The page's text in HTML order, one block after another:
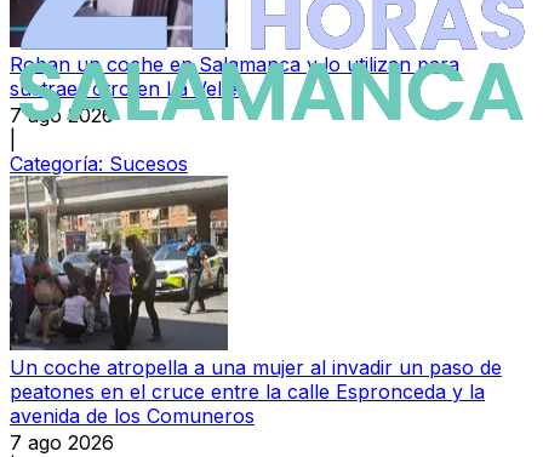
Roban un coche en Salamanca y lo utilizan para
sustraer otro en La Vellés
7 ago 2026
Categoría: Sucesos
Un coche atropella a una mujer al invadir un paso de
peatones en el cruce entre la calle Espronceda y la
avenida de los Comuneros
7 ago 2026